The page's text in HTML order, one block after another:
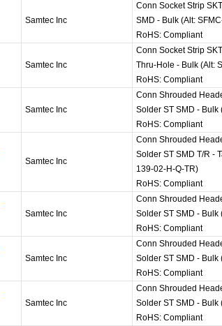
Samtec Inc
Conn Socket Strip
SMD - Bulk (Alt:
RoHS: Compliant
Samtec Inc
Conn Socket Strip
Thru-Hole - Bulk (Alt:
RoHS: Compliant
Samtec Inc
Conn Shrouded
Solder ST SMD - Bulk
RoHS: Compliant
Samtec Inc
Conn Shrouded
Solder ST SMD T/R -
139-02-H-Q-TR)
RoHS: Compliant
Samtec Inc
Conn Shrouded
Solder ST SMD - Bulk
RoHS: Compliant
Samtec Inc
Conn Shrouded
Solder ST SMD - Bulk
RoHS: Compliant
Samtec Inc
Conn Shrouded
Solder ST SMD -
RoHS: Compliant